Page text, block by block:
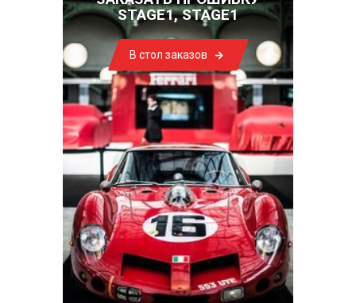
STAGE1, STAGE1
В стол заказов